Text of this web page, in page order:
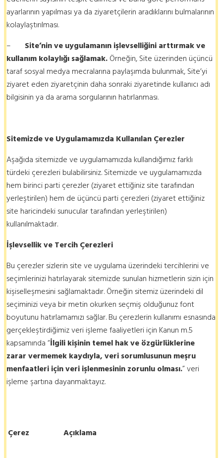
ayarlarının yapılması ya da ziyaretçilerin aradıklarını bulmalarının
kolaylaştırılması.
– Site’nin ve uygulamanın işlevselliğini arttırmak ve
kullanım kolaylığı sağlamak.Örneğin, Site üzerinden üçüncü
taraf sosyal medya mecralarına paylaşımda bulunmak, Site’yi
ziyaret eden ziyaretçinin daha sonraki ziyaretinde kullanıcı adı
bilgisinin ya da arama sorgularının hatırlanması.
Sitemizde ve Uygulamamızda Kullanılan Çerezler
Aşağıda sitemizde ve uygulamamızda kullandığımız farklı
türdeki çerezleri bulabilirsiniz. Sitemizde ve uygulamamızda
hem birinci parti çerezler (ziyaret ettiğiniz site tarafından
yerleştirilen) hem de üçüncü parti çerezleri (ziyaret ettiğiniz
site haricindeki sunucular tarafından yerleştirilen)
kullanılmaktadır.
İşlevsellikve Tercih Çerezleri
Bu çerezler sizlerin site ve uygulama üzerindeki tercihlerini ve
seçimlerinizi hatırlayarak sitemizde sunulan hizmetlerin sizin için
kişiselleşmesini sağlamaktadır. Örneğin sitemiz üzerindeki dil
seçiminizi veya bir metin okurken seçmiş olduğunuz font
boyutunu hatırlamamızı sağlar. Bu çerezlerin kullanımı esnasında
gerçekleştirdiğimiz veri işleme faaliyetleri için Kanun m.5
kapsamında “İlgili kişinin temel hak ve özgürlüklerine
zarar vermemek kaydıyla, veri sorumlusunun meşru
menfaatleri için veri işlenmesinin zorunlu olması.” veri
işleme şartına dayanmaktayız.
Çerez Açıklama